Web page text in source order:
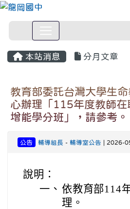
本站消息 分月文章
教育部委託台灣大學生
心辦理「115年度教師在
增能學分班」，請參考。
公告 輔導組長 - 輔導室公告 | 2026-
說明：
一、 依教育部114
理。